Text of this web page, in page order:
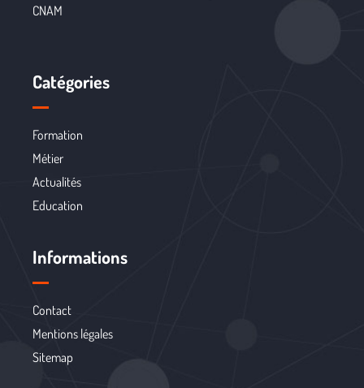
CNAM
Catégories
Formation
Métier
Actualités
Education
Informations
Contact
Mentions légales
Sitemap